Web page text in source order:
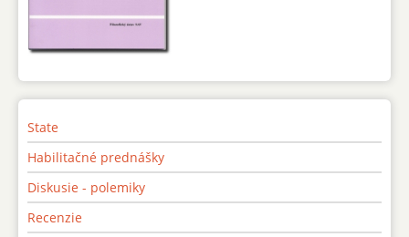
State
Habilitačné prednášky
Diskusie - polemiky
Recenzie